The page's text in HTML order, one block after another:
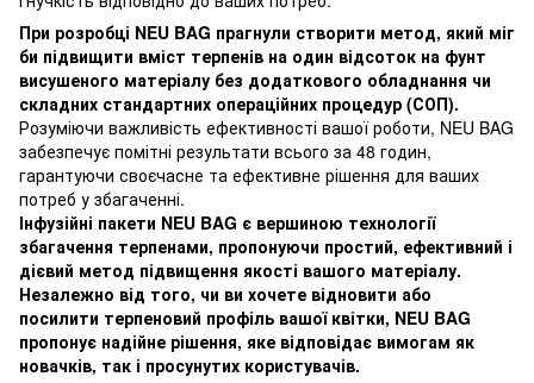
При розробці NEU BAG прагнули створити метод, який міг
би підвищити вміст терпенів на один відсоток на фунт
висушеного матеріалу без додаткового обладнання чи
складних стандартних операційних процедур (СОП).
Розуміючи важливість ефективності вашої роботи, NEU BAG
забезпечує помітні результати всього за 48 годин,
гарантуючи своєчасне та ефективне рішення для ваших
потреб у збагаченні.
Інфузійні пакети NEU BAG є вершиною технології
збагачення терпенами, пропонуючи простий, ефективний і
дієвий метод підвищення якості вашого матеріалу.
Незалежно від того, чи ви хочете відновити або
посилити терпеновий профіль вашої квітки, NEU BAG
пропонує надійне рішення, яке відповідає вимогам як
новачків, так і просунутих користувачів.